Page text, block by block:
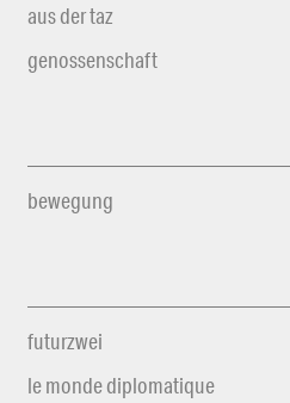
aus der taz
genossenschaft
bewegung
futurzwei
le monde diplomatique